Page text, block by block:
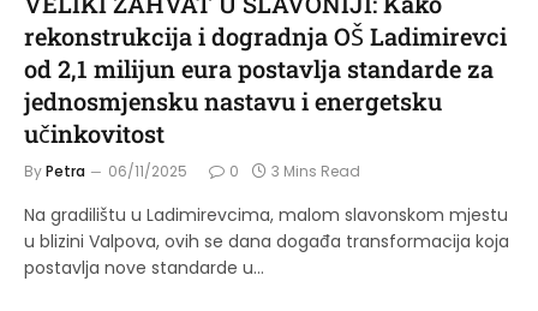
rekonstrukcija i dogradnja OŠ Ladimirevci
od 2,1 milijun eura postavlja standarde za
jednosmjensku nastavu i energetsku
učinkovitost
ByPetra 06/11/2025 0 3 Mins Read
Na gradilištu u Ladimirevcima, malom slavonskom mjestu
u blizini Valpova, ovih se dana događa transformacija koja
postavlja nove standarde u…